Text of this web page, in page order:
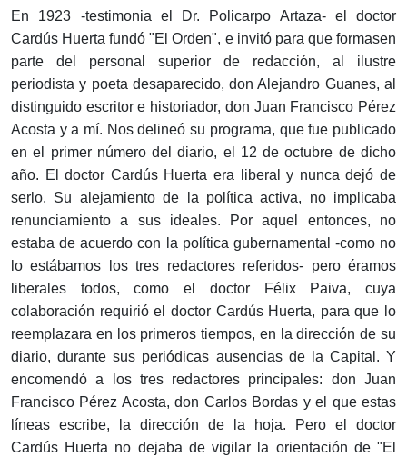
En 1923 -testimonia el Dr. Policarpo Artaza- el doctor
Cardús Huerta fundó "El Orden", e invitó para que formasen
parte del personal superior de redacción, al ilustre
periodista y poeta desaparecido, don Alejandro Guanes, al
distinguido escritor e historiador, don Juan Francisco Pérez
Acosta y a mí. Nos delineó su programa, que fue publicado
en el primer número del diario, el 12 de octubre de dicho
año. El doctor Cardús Huerta era liberal y nunca dejó de
serlo. Su alejamiento de la política activa, no implicaba
renunciamiento a sus ideales. Por aquel entonces, no
estaba de acuerdo con la política gubernamental -como no
lo estábamos los tres redactores referidos- pero éramos
liberales todos, como el doctor Félix Paiva, cuya
colaboración requirió el doctor Cardús Huerta, para que lo
reemplazara en los primeros tiempos, en la dirección de su
diario, durante sus periódicas ausencias de la Capital. Y
encomendó a los tres redactores principales: don Juan
Francisco Pérez Acosta, don Carlos Bordas y el que estas
líneas escribe, la dirección de la hoja. Pero el doctor
Cardús Huerta no dejaba de vigilar la orientación de "El